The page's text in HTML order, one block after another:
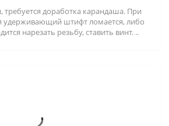
требуется доработка карандаша. При
удерживающий штифт ломается, либо
нарезать резьбу, ставить винт. ..